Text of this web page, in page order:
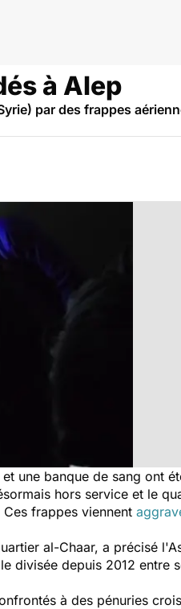
à Alep
par des frappes
une banque de sang ont
hors service et le
frappes viennent
al-Chaar, a précisé
divisée depuis 2012 entre
à des pénuries